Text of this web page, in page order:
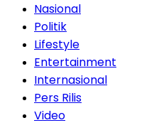
Nasional
Politik
Lifestyle
Entertainment
Internasional
Pers Rilis
Video